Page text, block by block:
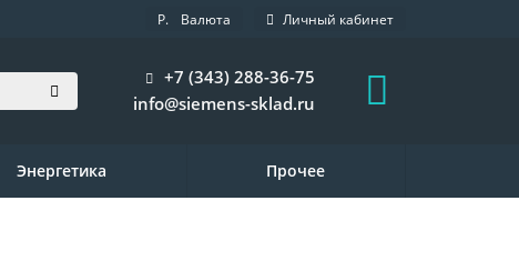
Р. Валюта Личный кабинет
+7 (343) 288-36-75
info@siemens-sklad.ru
Энергетика Прочее